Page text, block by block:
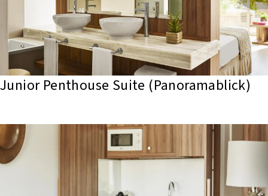
Junior Penthouse Suite (Panoramablick)